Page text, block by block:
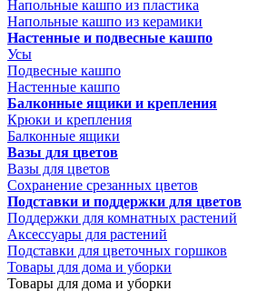
Напольные кашпо из пластика
Напольные кашпо из керамики
Настенные и подвесные кашпо
Усы
Подвесные кашпо
Настенные кашпо
Балконные ящики и крепления
Крюки и крепления
Балконные ящики
Вазы для цветов
Вазы для цветов
Сохранение срезанных цветов
Подставки и поддержки для цветов
Поддержки для комнатных растений
Аксессуары для растений
Подставки для цветочных горшков
Товары для дома и уборки
Товары для дома и уборки